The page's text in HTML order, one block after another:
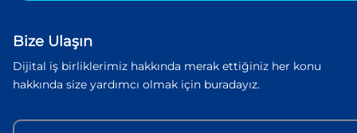
Bize Ulaşın
Dijital iş birliklerimiz hakkında merak ettiğiniz her konu
hakkında size yardımcı olmak için buradayız.